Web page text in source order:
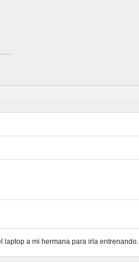
laptop a mi hermana para irla entrenando.